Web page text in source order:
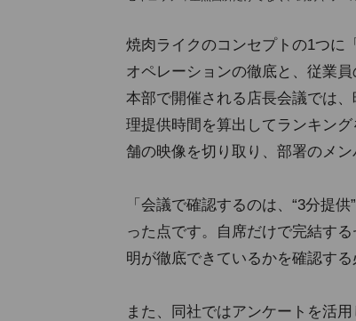
焼肉ライクのコンセプトの1つに
オペレーションの徹底と、従業
本部で開催される店長会議では
理提供時間を算出してランキン
舗の映像を切り取り、部署のメン
「会議で確認するのは、“3分提
った点です。自席だけで完結す
明が徹底できているかを確認す
また、同社ではアンケートを活